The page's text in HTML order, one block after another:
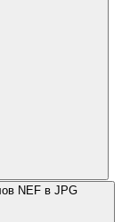
NEF в JPG